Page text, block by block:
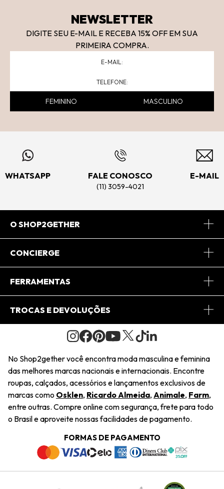
NEWSLETTER
DIGITE SEU E-MAIL E RECEBA 15% OFF EM SUA
PRIMEIRA COMPRA.
FEMININO MASCULINO
WHATSAPP FALE CONOSCO
(11) 3059-4021
E-MAIL
O SHOP2GETHER
Sobre Nós
Journal
Saiu na Mídia
Sustentabilidade
Navegando
Termos e Condições
Trabalhe Conosco
CONCIERGE
Central de Relacionamento
Regulamento e Promoções
FERRAMENTAS
Minha Conta
Pedido de Presente
Wishlist
TROCAS E DEVOLUÇÕES
Condições Gerais
Troca Fácil
Restituição de Pagamento
Dúvidas Frequentes
Termos e Condições
Política de Privacidade
No Shop2gether você encontra moda masculina e feminina
das melhores marcas nacionais e internacionais. Encontre
roupas, calçados, acessórios e lançamentos exclusivos de
marcas como Osklen, Ricardo Almeida, Animale, Farm,
entre outras. Compre online com segurança, frete para todo
o Brasil e aproveite nossas facilidades de pagamento.
FORMAS DE PAGAMENTO